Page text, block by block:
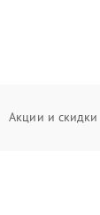
Акции и скидки